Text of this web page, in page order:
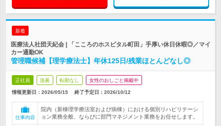
新着
医療法人社団天紀会 | 「こころのホスピタル町田」手厚い休日休暇◎／マイ
カー通勤OK
管理職候補【理学療法士】年休125日/残業ほとんどなし◎
正社員 急募 転勤なし 女性のおしごと掲載中
情報更新日：2026/05/15 終了予定日： 2026/10/12
仕事内容
院内（新棟理学療法室および病棟）における個別リハビリテーシ
ョン業務全般、ならびに部門マネジメント業務をお任せします。